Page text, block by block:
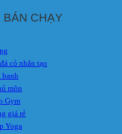
BÁN CHẠY
cỏ nhân tạo
banh
môn
Gym
giá rẻ
Yoga